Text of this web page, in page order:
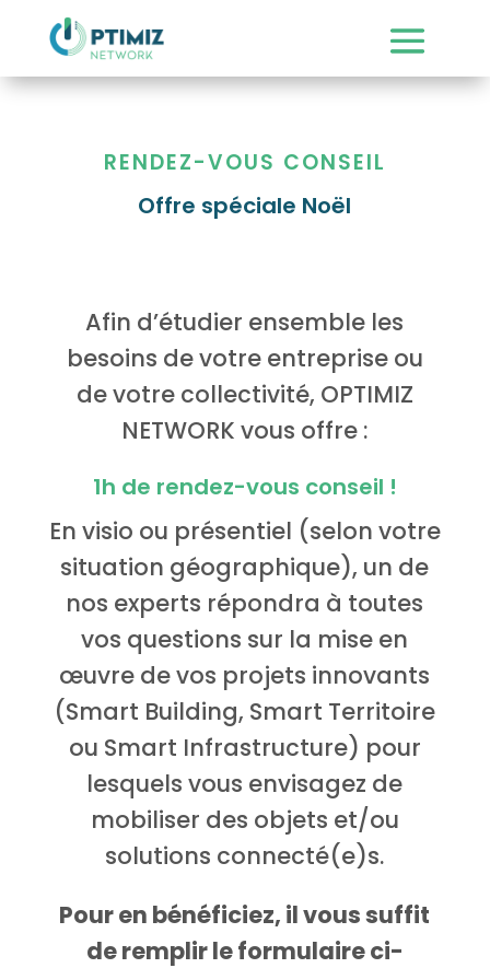
RENDEZ-VOUS CONSEIL
Offre spéciale Noël
Afin d’étudier ensemble les
besoins de votre entreprise ou
de votre collectivité, OPTIMIZ
NETWORK vous offre :
1h de rendez-vous conseil !
En visio ou présentiel (selon votre
situation géographique), un de
nos experts répondra à toutes
vos questions sur la mise en
œuvre de vos projets innovants
(Smart Building, Smart Territoire
ou Smart Infrastructure) pour
lesquels vous envisagez de
mobiliser des objets et/ou
solutions connecté(e)s.
Pour en bénéficiez, il vous suffit
de remplir le formulaire ci-